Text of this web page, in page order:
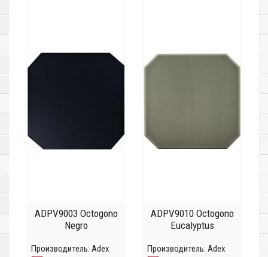
ADPV9003 Octogono
Negro
Производитель: Adex
ADPV9010 Octogono
Eucalyptus
Производитель: Adex